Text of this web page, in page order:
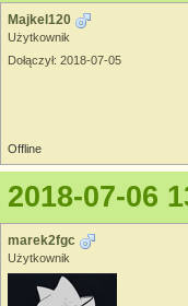
Majkel120
Użytkownik
Dołączył: 2018-07-05
Offline
2018-07-06
marek2fgc
Użytkownik